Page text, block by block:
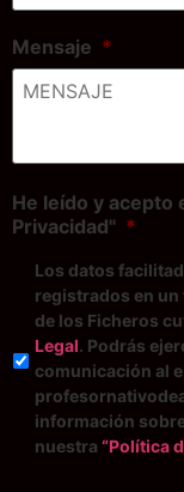
Mensaje *
He leído y acepto
Privacidad" *
Los datos
registrados en
de los Ficheros
Legal. Podrás
comunicación al
información
nuestra “Política